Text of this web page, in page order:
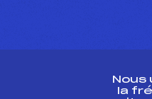
Nous
la